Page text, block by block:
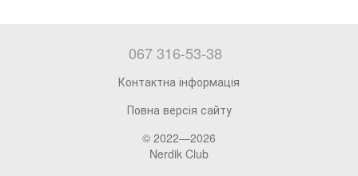
067 316-53-38
Контактна інформація
Повна версія сайту
© 2022—2026
Nerdik Club